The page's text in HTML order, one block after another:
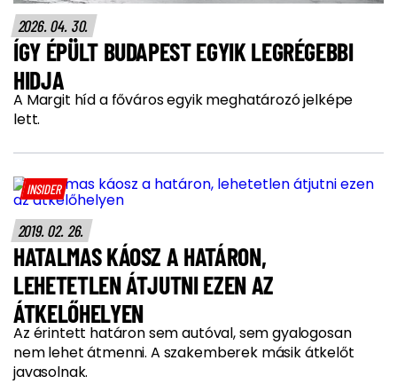
2026. 04. 30.
ÍGY ÉPÜLT BUDAPEST EGYIK LEGRÉGEBBI
HIDJA
A Margit híd a főváros egyik meghatározó jelképe
lett.
INSIDER
2019. 02. 26.
HATALMAS KÁOSZ A HATÁRON,
LEHETETLEN ÁTJUTNI EZEN AZ
ÁTKELŐHELYEN
Az érintett határon sem autóval, sem gyalogosan
nem lehet átmenni. A szakemberek másik átkelőt
javasolnak.